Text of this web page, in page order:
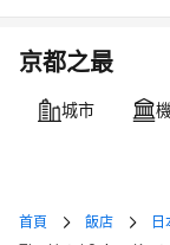
京都之最
城市
首頁 飯店 日